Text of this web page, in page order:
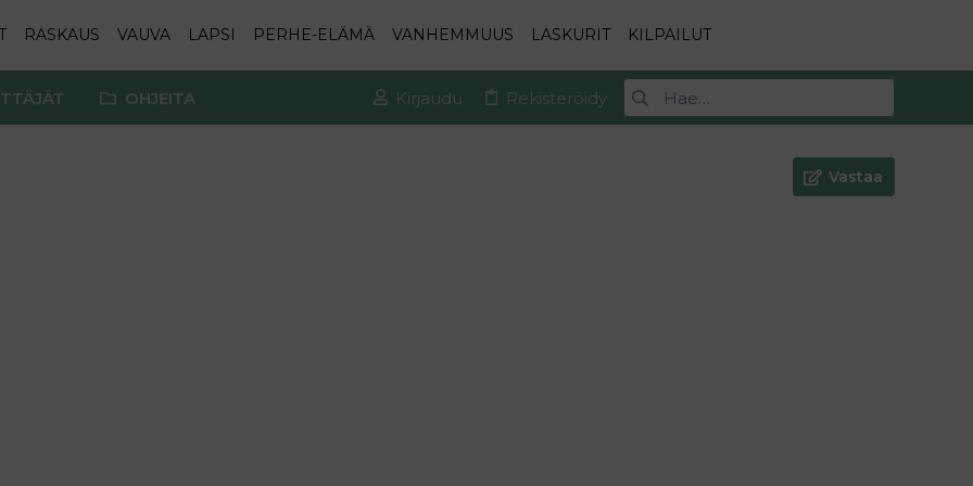
RASKAUS VAUVA LAPSI PERHE-ELÄMÄ VANHEMMUUS LASKURIT KILPAILUT
OHJEITA Kirjaudu Rekisteröidy
Vastaa